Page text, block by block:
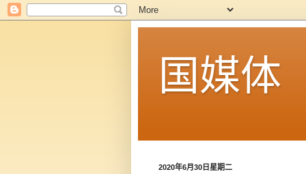
国媒体
2020年6月30日星期二